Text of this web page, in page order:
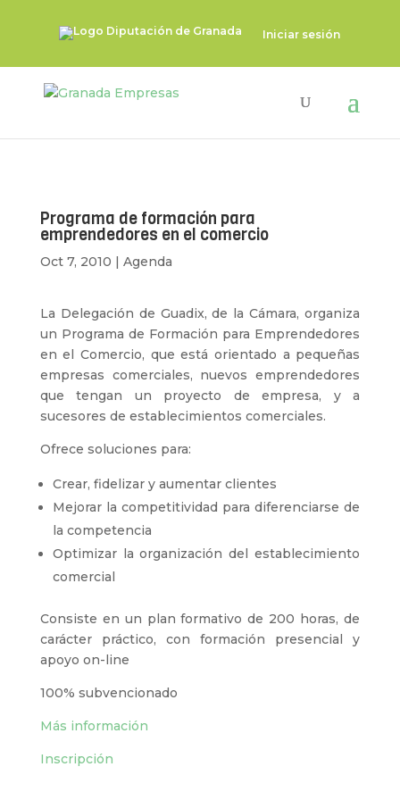
Iniciar sesión
Programa de formación para
emprendedores en el comercio
Oct 7, 2010 | Agenda
La Delegación de Guadix, de la Cámara, organiza
un Programa de Formación para Emprendedores
en el Comercio, que está orientado a pequeñas
empresas comerciales, nuevos emprendedores
que tengan un proyecto de empresa, y a
sucesores de establecimientos comerciales.
Ofrece soluciones para:
Crear, fidelizar y aumentar clientes
Mejorar la competitividad para diferenciarse de
la competencia
Optimizar la organización del establecimiento
comercial
Consiste en un plan formativo de 200 horas, de
carácter práctico, con formación presencial y
apoyo on-line
100% subvencionado
Más información
Inscripción